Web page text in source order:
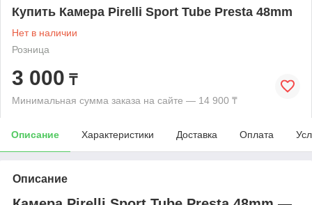
Купить Камера Pirelli Sport Tube Presta 48mm
Нет в наличии
Розница
3 000 ₸
Минимальная сумма заказа на сайте — 14 900 ₸
Описание Характеристики Доставка Оплата
Описание